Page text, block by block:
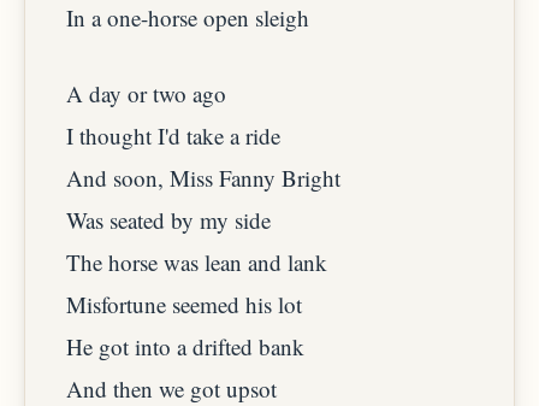
In a one-horse open sleigh
A day or two ago
I thought I'd take a ride
And soon, Miss Fanny Bright
Was seated by my side
The horse was lean and lank
Misfortune seemed his lot
He got into a drifted bank
And then we got upsot